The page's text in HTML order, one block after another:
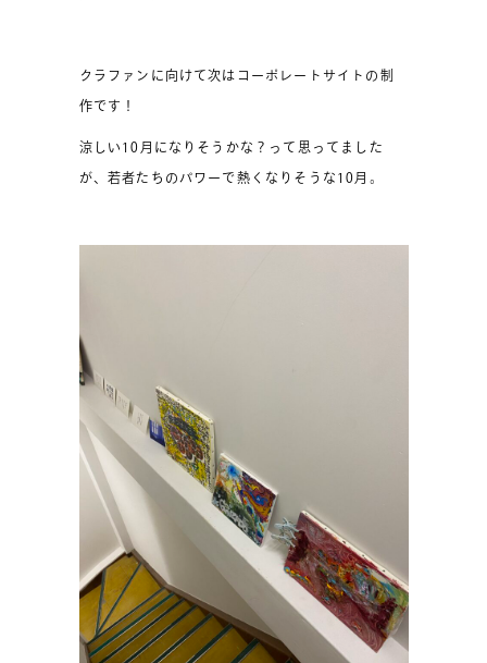
クラファンに向けて次はコーポレートサイトの制
作です！
涼しい10月になりそうかな？って思ってました
が、若者たちのパワーで熱くなりそうな10月。